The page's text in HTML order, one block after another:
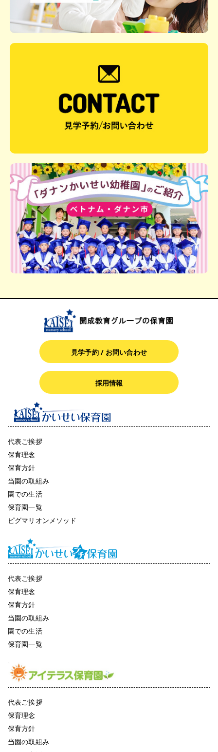
見学予約 / お問い合わせ
採用情報
代表ご挨拶
保育理念
保育方針
当園の取組み
園での生活
保育園一覧
ピグマリオンメソッド
代表ご挨拶
保育理念
保育方針
当園の取組み
園での生活
保育園一覧
代表ご挨拶
保育理念
保育方針
当園の取組み